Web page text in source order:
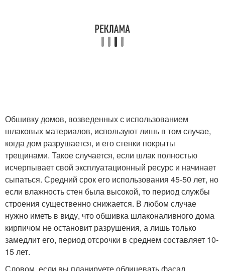
Обшивку домов, возведенных с использованием
шлаковых материалов, используют лишь в том случае,
когда дом разрушается, и его стенки покрыты
трещинами. Такое случается, если шлак полностью
исчерпывает свой эксплуатационный ресурс и начинает
сыпаться. Средний срок его использования 45-50 лет, но
если влажность стен была высокой, то период службы
строения существенно снижается. В любом случае
нужно иметь в виду, что обшивка шлаконаливного дома
кирпичом не остановит разрушения, а лишь только
замедлит его, период отсрочки в среднем составляет 10-
15 лет.